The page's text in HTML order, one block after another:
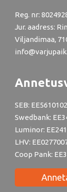
Reg. nr:
Jur. aadress:
Viljandimaa,
SEB:
Swedbank:
Luminor:
LHV:
Coop Pank: